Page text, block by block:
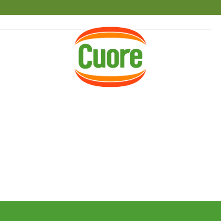
HOME